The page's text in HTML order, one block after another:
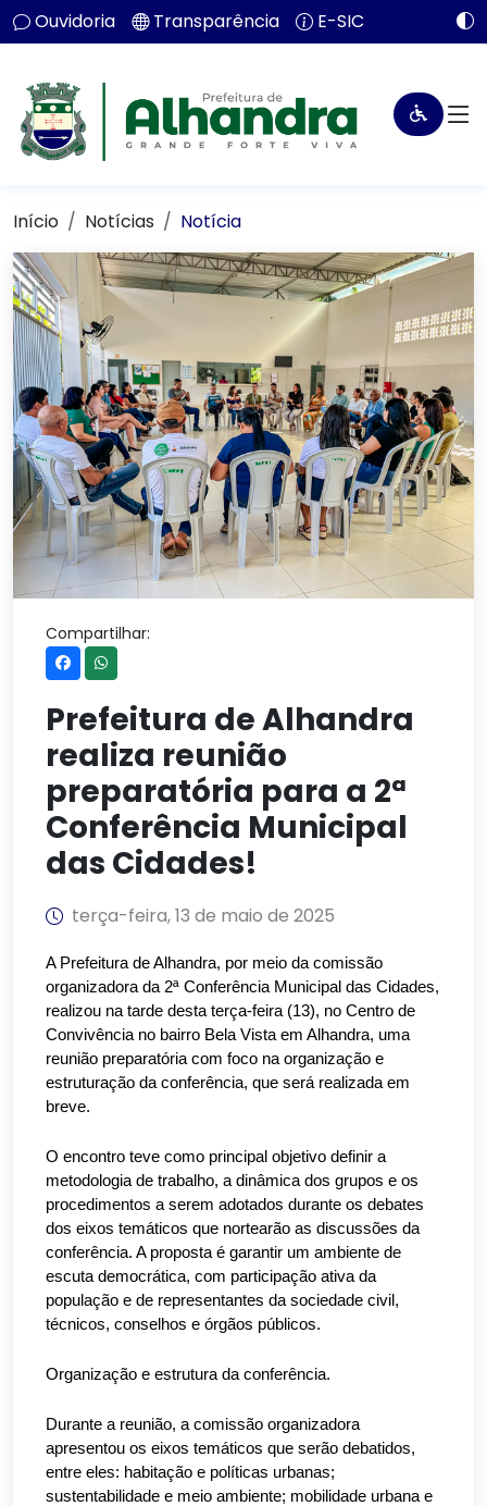
Ouvidoria Transparência E-SIC
Início Notícias Notícia
Compartilhar:
Prefeitura de Alhandra
realiza reunião
preparatória para a 2ª
Conferência Municipal
das Cidades!
terça-feira, 13 de maio de 2025
A Prefeitura de Alhandra, por meio da comissão
organizadora da 2ª Conferência Municipal das Cidades,
realizou na tarde desta terça-feira (13), no Centro de
Convivência no bairro Bela Vista em Alhandra, uma
reunião preparatória com foco na organização e
estruturação da conferência, que será realizada em
breve.
O encontro teve como principal objetivo definir a
metodologia de trabalho, a dinâmica dos grupos e os
procedimentos a serem adotados durante os debates
dos eixos temáticos que nortearão as discussões da
conferência. A proposta é garantir um ambiente de
escuta democrática, com participação ativa da
população e de representantes da sociedade civil,
técnicos, conselhos e órgãos públicos.
Organização e estrutura da conferência.
Durante a reunião, a comissão organizadora
apresentou os eixos temáticos que serão debatidos,
entre eles: habitação e políticas urbanas;
sustentabilidade e meio ambiente; mobilidade urbana e